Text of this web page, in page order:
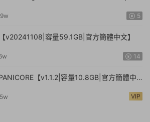
5
v20241108|容量59.1GB|官方簡體中文】
14
【v1.1.2|容量10.8GB|官方簡體中
VIP